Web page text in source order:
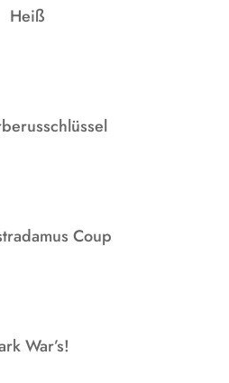
Heiß
Coup
War’s!